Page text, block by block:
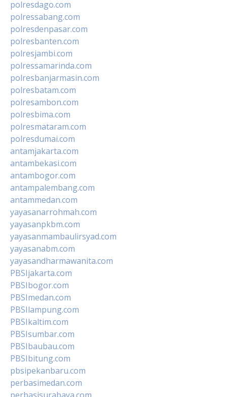
polresdago.com
polressabang.com
polresdenpasar.com
polresbanten.com
polresjambi.com
polressamarinda.com
polresbanjarmasin.com
polresbatam.com
polresambon.com
polresbima.com
polresmataram.com
polresdumai.com
antamjakarta.com
antambekasi.com
antambogor.com
antampalembang.com
antammedan.com
yayasanarrohmah.com
yayasanpkbm.com
yayasanmambaulirsyad.com
yayasanabm.com
yayasandharmawanita.com
PBSIjakarta.com
PBSIbogor.com
PBSImedan.com
PBSIlampung.com
PBSIkaltim.com
PBSIsumbar.com
PBSIbaubau.com
PBSIbitung.com
pbsipekanbaru.com
perbasimedan.com
perbasisurabaya.com